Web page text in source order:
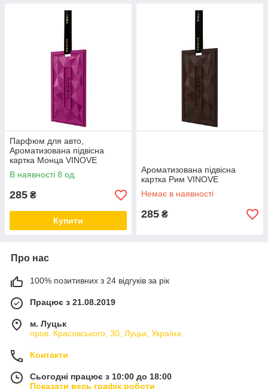
Парфюм для авто,
Ароматизована підвісна
картка Монца VINOVE
В наявності 8 од.
285 ₴
Купити
Ароматизована підвісна
картка Рим VINOVE
Немає в наявності
285 ₴
Про нас
100% позитивних з 24 відгуків за рік
Працює з 21.08.2019
м. Луцьк
пров. Красовського, 30, Луцьк, Україна
Контакти
Сьогодні працює з 10:00 до 18:00
Показати весь графік роботи